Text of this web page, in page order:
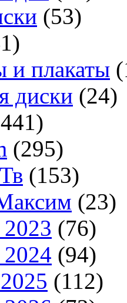
(53)
и плакаты
диски (24)
(295)
(153)
(23)
(76)
(94)
(112)